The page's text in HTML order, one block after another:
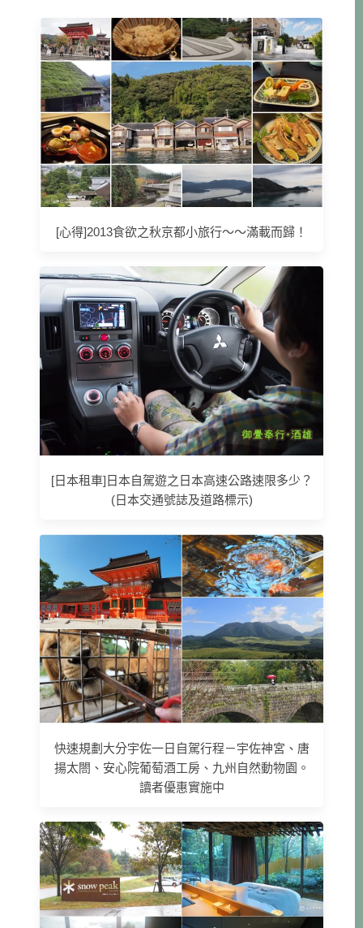
[心得]2013食欲之秋京都小旅行～～滿載而歸！
[日本租車]日本自駕遊之日本高速公路速限多少？
(日本交通號誌及道路標示)
快速規劃大分宇佐一日自駕行程－宇佐神宮、唐
揚太閤、安心院葡萄酒工房、九州自然動物園。
讀者優惠實施中